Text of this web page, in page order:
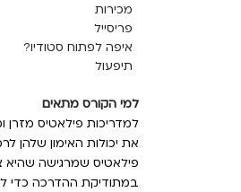
מכירות
פריסייל
איפה לפתוח סטודיו?
תיפעול
למי הקורס מתאים
למדריכות פילאטיס מזרן
את יכולות האימון שלהן
פילאטיס שמרגישה שהיא
במתודיקת ההדרכה כדי